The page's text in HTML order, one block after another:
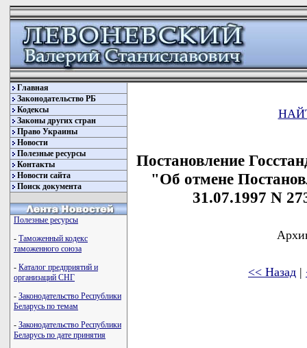
Главная
Законодательство РБ
Кодексы
Законы других стран
Право Украины
Новости
Полезные ресурсы
Контакты
Новости сайта
Поиск документа
Полезные ресурсы
- Таможенный кодекс
таможенного союза
- Каталог предприятий и
организаций СНГ
- Законодательство Республики
Беларусь по темам
- Законодательство Республики
Беларусь по дате принятия
Постановление
"Об отмене
31.07.1997 N
<< Назад |